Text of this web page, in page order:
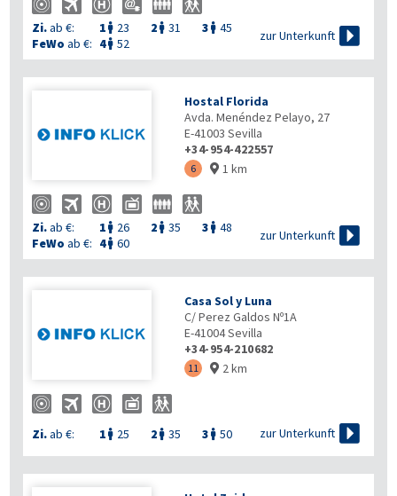
Zi.ab €: 1  23 2  31 3  45
FeWo ab €: 4 52
zur Unterkunft 
Hostal Florida
Avda. Menéndez Pelayo, 27
E-41003 Sevilla
+34-954-422557
6  1 km
Zi.ab €: 1  26 2  35 3  48
FeWo ab €: 4 60
zur Unterkunft 
Casa Sol y Luna
C/ Perez Galdos Nº1A
E-41004Sevilla
+34-954-210682
11  2 km
Zi.ab €: 1  25 2  35 3  50 zur Unterkunft 